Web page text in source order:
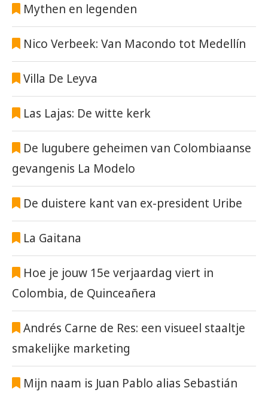
Mythen en legenden
Nico Verbeek: Van Macondo tot Medellín
Villa De Leyva
Las Lajas: De witte kerk
De lugubere geheimen van Colombiaanse
gevangenis La Modelo
De duistere kant van ex-president Uribe
La Gaitana
Hoe je jouw 15e verjaardag viert in
Colombia, de Quinceañera
Andrés Carne de Res: een visueel staaltje
smakelijke marketing
Mijn naam is Juan Pablo alias Sebastián